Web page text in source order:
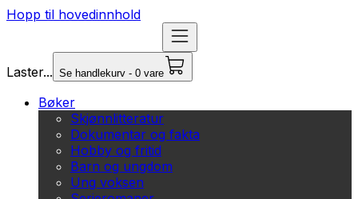
Hopp til hovedinnhold
Laster... Se handlekurv - 0 vare
Bøker
Skjønnlitteratur
Dokumentar og fakta
Hobby og fritid
Barn og ungdom
Ung voksen